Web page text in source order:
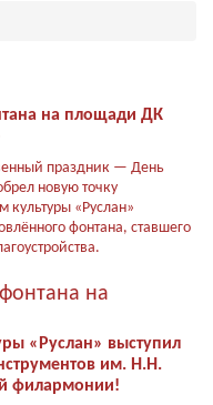
на площади ДК
праздник — День
новую точку
«Руслан»
фонтана, ставшего
«Руслан» выступил
им. Н.Н.
филармонии!